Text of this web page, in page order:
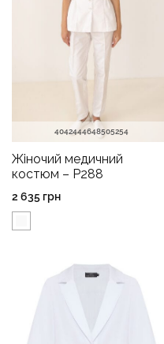
4042444648505254
Жіночий медичний
костюм – P288
2 635 грн